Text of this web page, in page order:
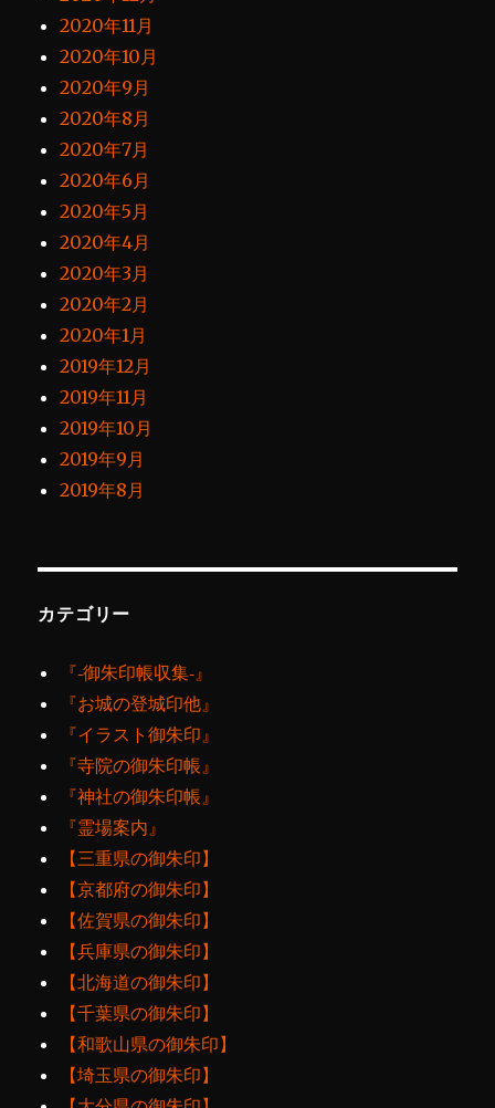
2020年11月
2020年10月
2020年9月
2020年8月
2020年7月
2020年6月
2020年5月
2020年4月
2020年3月
2020年2月
2020年1月
2019年12月
2019年11月
2019年10月
2019年9月
2019年8月
カテゴリー
『‐御朱印帳収集‐』
『お城の登城印他』
『イラスト御朱印』
『寺院の御朱印帳』
『神社の御朱印帳』
『霊場案内』
【三重県の御朱印】
【京都府の御朱印】
【佐賀県の御朱印】
【兵庫県の御朱印】
【北海道の御朱印】
【千葉県の御朱印】
【和歌山県の御朱印】
【埼玉県の御朱印】